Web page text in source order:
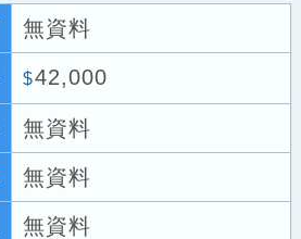
無資料
$42,000
無資料
無資料
無資料